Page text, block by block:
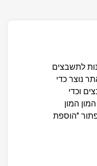
לתשבצים
נוצר כדי
וכדי
המון
"הוספת